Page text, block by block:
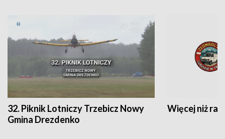
32. Piknik Lotniczy Trzebicz Nowy
Gmina Drezdenko
Więcej niż rajd